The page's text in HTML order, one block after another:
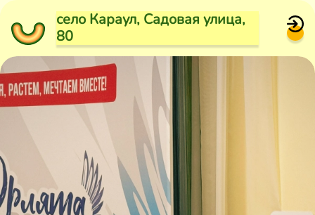
село Караул, Садовая улица,
80